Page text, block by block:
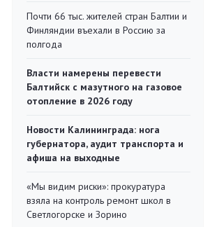
Почти 66 тыс. жителей стран Балтии и
Финляндии въехали в Россию за
полгода
Власти намерены перевести
Балтийск с мазутного на газовое
отопление в 2026 году
Новости Калининграда: нога
губернатора, аудит транспорта и
афиша на выходные
«Мы видим риски»: прокуратура
взяла на контроль ремонт школ в
Светлогорске и Зорино